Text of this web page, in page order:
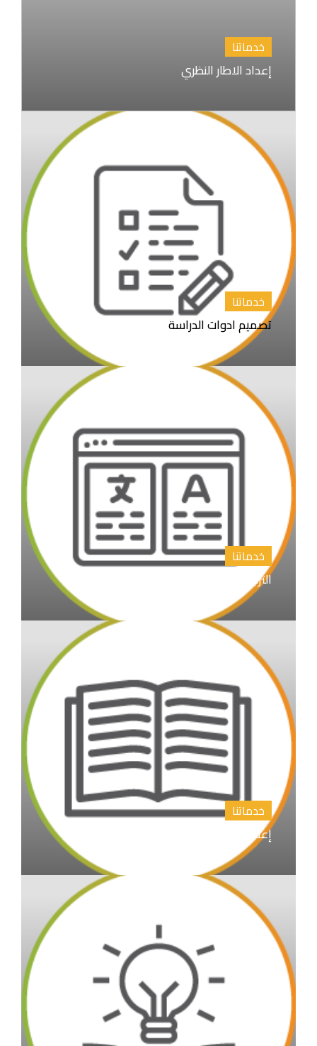
خدماتنا
إعداد الاطار النظري
خدماتنا
تصميم ادوات الدراسة
خدماتنا
الترجمة الأدبية والأكاديمية
خدماتنا
إعداد الابحاث العلمية و نشرها